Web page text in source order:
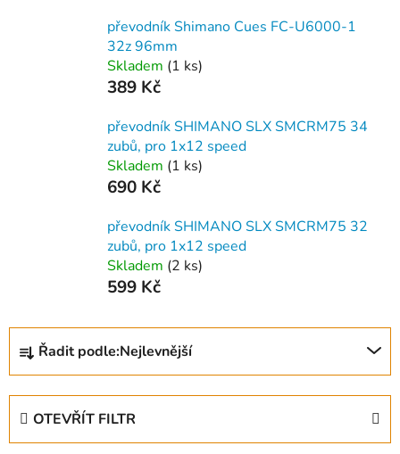
převodník Shimano Cues FC-U6000-1
32z 96mm
Skladem (1 ks)
389 Kč
převodník SHIMANO SLX SMCRM75 34
zubů, pro 1x12 speed
Skladem (1 ks)
690 Kč
převodník SHIMANO SLX SMCRM75 32
zubů, pro 1x12 speed
Skladem (2 ks)
599 Kč
Ř
z
Řadit podle:Nejlevnější
OTEVŘÍT FILTR